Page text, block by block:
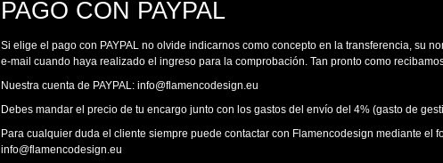
PAGO CON PAYPAL
Si elige el pago con PAYPAL no olvide indicarnos como concepto en la transferencia, su
e-mail cuando haya realizado el ingreso para la comprobación. Tan pronto como
Nuestra cuenta de PAYPAL: info@flamencodesign.eu
Debes mandar el precio de tu encargo junto con los gastos del envío del 4% (gasto de
Para cualquier duda el cliente siempre puede contactar con Flamencodesign mediante
info@flamencodesign.eu